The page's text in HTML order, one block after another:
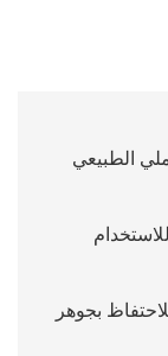
الطبيعي
بجوهر